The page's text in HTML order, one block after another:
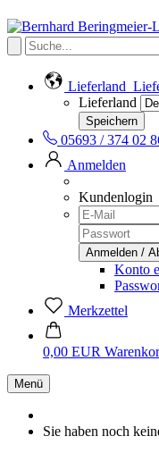
Lieferland
Lieferland
05693 / 374 02
Anmelden
Kundenlogin
Konto
Merkzettel
0,00 EUR
Menü
Sie haben noch